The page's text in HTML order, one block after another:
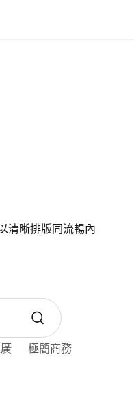
清晰排版同流暢內
極簡商務